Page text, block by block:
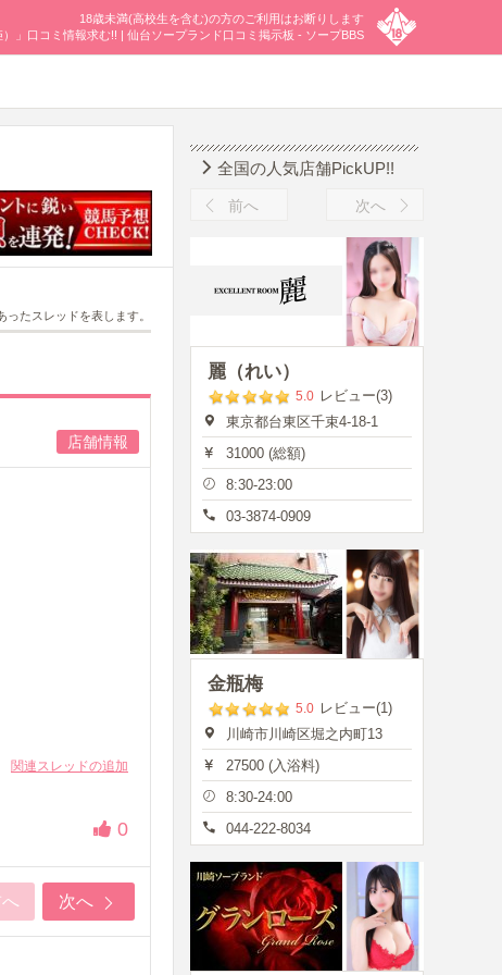
18歳未満(高校生を含む)の方のご利用はお断りします
」口コミ情報求む!! | 仙台ソープランド口コミ掲示板 - ソープBBS
たスレッドを表します。
店舗情報
関連スレッドの追加
0
次へ
全国の人気店舗PickUP!!
前へ 次へ
麗（れい）
5.0 レビュー(3)
東京都台東区千束4-18-1
31000 (総額)
8:30-23:00
03-3874-0909
金瓶梅
5.0 レビュー(1)
川崎市川崎区堀之内町13
27500 (入浴料)
8:30-24:00
044-222-8034